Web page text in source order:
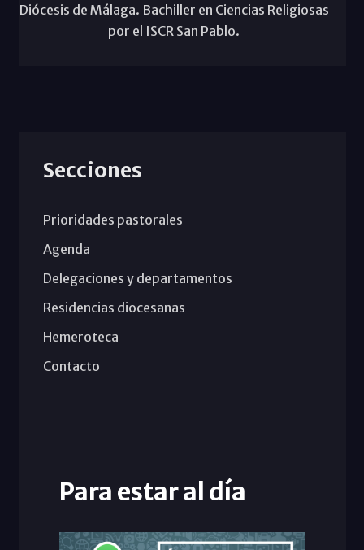
Diócesis de Málaga. Bachiller en Ciencias Religiosas
por el ISCR San Pablo.
Secciones
Prioridades pastorales
Agenda
Delegaciones y departamentos
Residencias diocesanas
Hemeroteca
Contacto
Para estar al día